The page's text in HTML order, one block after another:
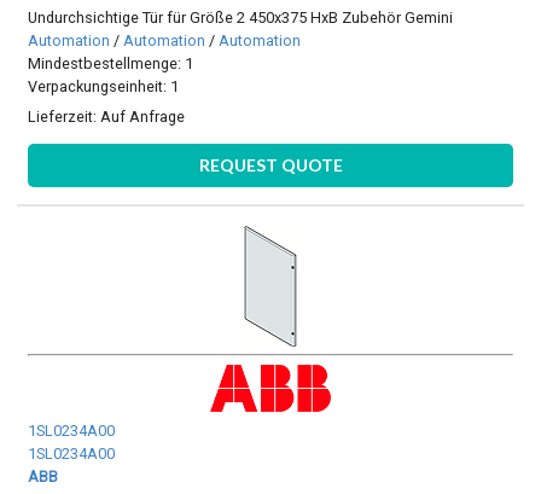
Undurchsichtige Tür für Größe 2 450x375 HxB Zubehör Gemini
Automation / Automation / Automation
Mindestbestellmenge: 1
Verpackungseinheit: 1
Lieferzeit:Auf Anfrage
REQUEST QUOTE
1SL0234A00
1SL0234A00
ABB